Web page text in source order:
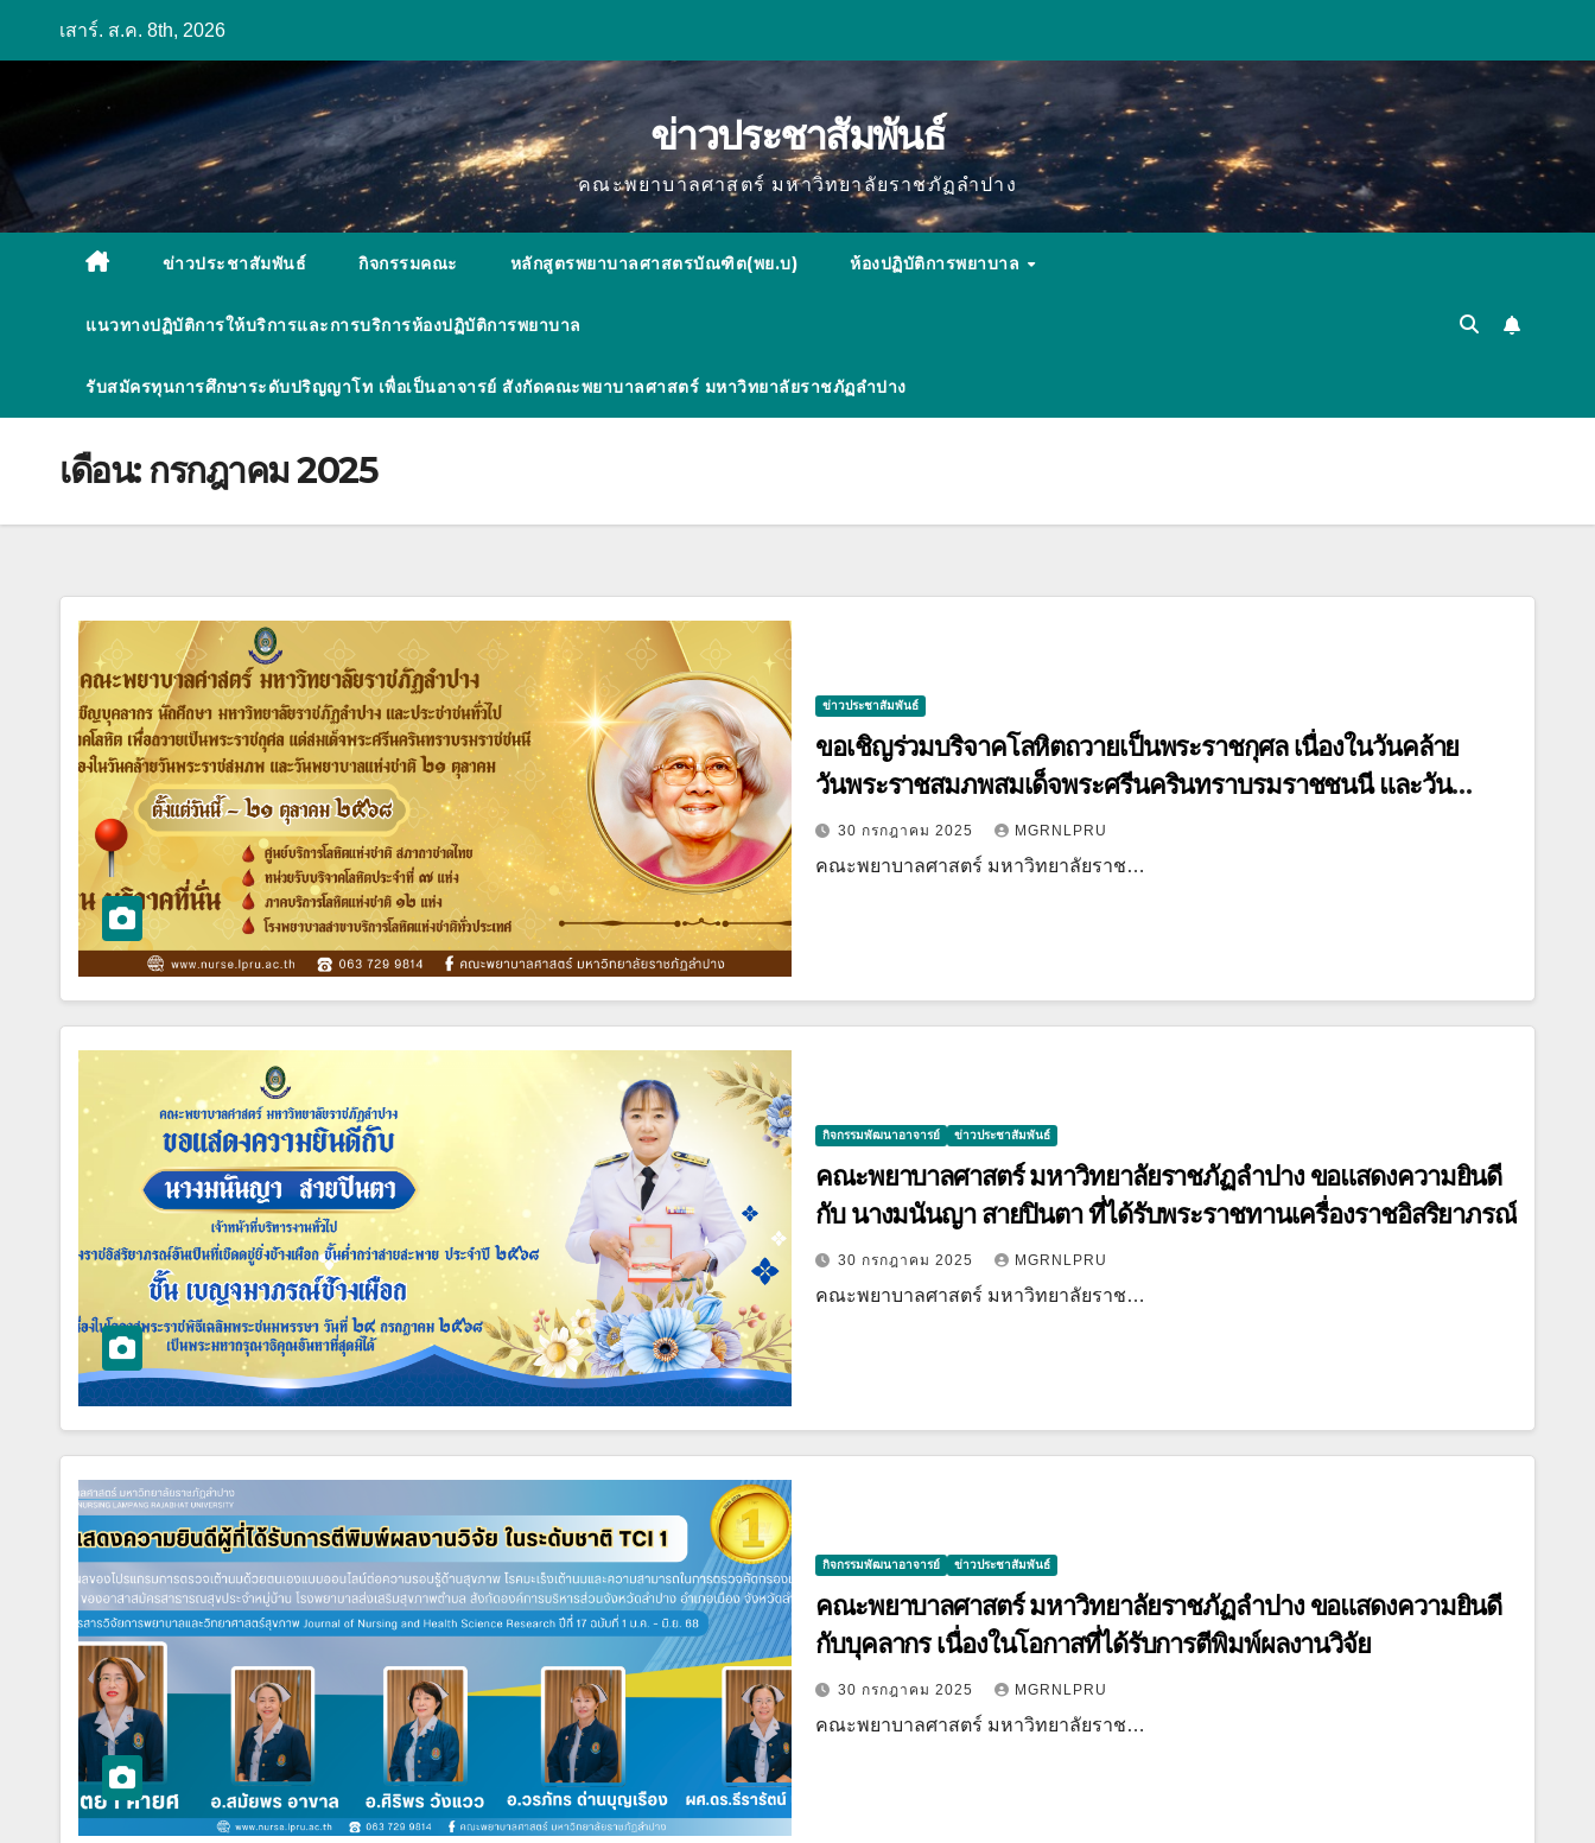
เสาร์. ส.ค. 8th, 2026
ข่าวประชาสัมพันธ์
คณะพยาบาลศาสตร์ มหาวิทยาลัยราชภัฏลำปาง
ข่าวประชาสัมพันธ์ กิจกรรมคณะ หลักสูตรพยาบาลศาสตรบัณฑิต(พย.บ) ห้องปฏิบัติการพยาบาล
แนวทางปฏิบัติการให้บริการและการบริการห้องปฏิบัติการพยาบาล
รับสมัครทุนการศึกษาระดับปริญญาโท เพื่อเป็นอาจารย์ สังกัดคณะพยาบาลศาสตร์ มหาวิทยาลัยราชภัฏลำปาง
เดือน:กรกฎาคม 2025
ข่าวประชาสัมพันธ์
ขอเชิญร่วมบริจาคโลหิตถวายเป็นพระราชกุศล เนื่องในวันคล้าย
วันพระราชสมภพสมเด็จพระศรีนครินทราบรมราชชนนี และวัน
พยาบาลแห่งชาติ 21 ตุลาคม 2568
30 กรกฎาคม 2025 MGRNLPRU
คณะพยาบาลศาสตร์ มหาวิทยาลัยราช…
กิจกรรมพัฒนาอาจารย์ ข่าวประชาสัมพันธ์
คณะพยาบาลศาสตร์ มหาวิทยาลัยราชภัฏลำปาง ขอแสดงความยินดี
กับ นางมนันญา สายปินตา ที่ได้รับพระราชทานเครื่องราชอิสริยาภรณ์
30 กรกฎาคม 2025 MGRNLPRU
คณะพยาบาลศาสตร์ มหาวิทยาลัยราช…
กิจกรรมพัฒนาอาจารย์ ข่าวประชาสัมพันธ์
คณะพยาบาลศาสตร์ มหาวิทยาลัยราชภัฏลำปาง ขอแสดงความยินดี
กับบุคลากร เนื่องในโอกาสที่ได้รับการตีพิมพ์ผลงานวิจัย
30 กรกฎาคม 2025 MGRNLPRU
คณะพยาบาลศาสตร์ มหาวิทยาลัยราช…